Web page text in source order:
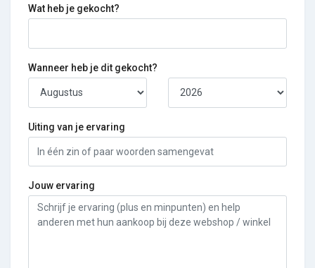
Wat heb je gekocht?
Wanneer heb je dit gekocht?
Uiting van je ervaring
Jouw ervaring